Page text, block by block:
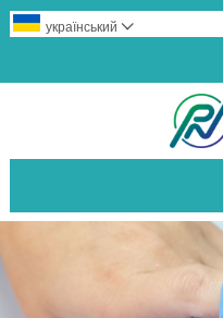
український 